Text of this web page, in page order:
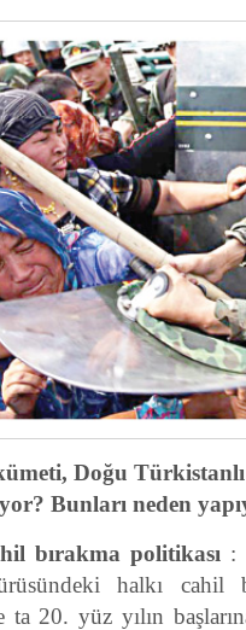
Doğu
Bunları neden
bırakma politikası :
halkı cahil
ta 20. yüz yılın